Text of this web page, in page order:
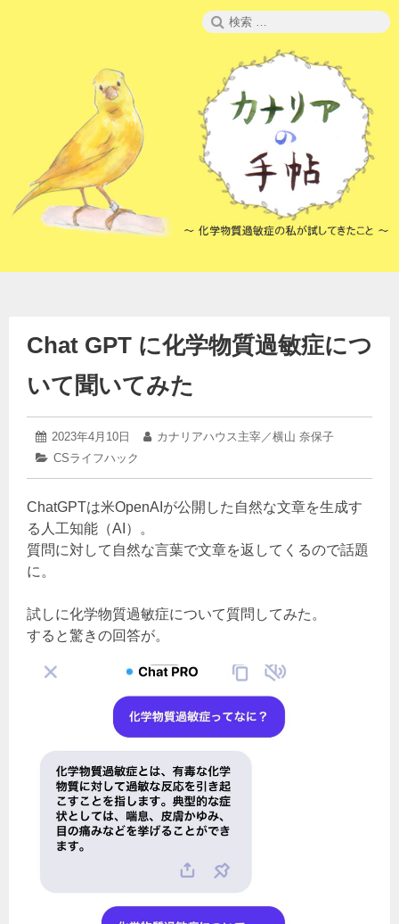
検
索:
Chat GPT に化学物質過敏症につ
いて聞いてみた
投
稿
2023年4月10日
2023
年
4
月
日
投
カナリアハウス主宰／横山 奈保子
カ
リ
ー:
CSライフハック
ChatGPTは米OpenAIが公開した自然な文章を生成す
る人工知能（AI）。
質問に対して自然な言葉で文章を返してくるので話題
に。
試しに化学物質過敏症について質問してみた。
すると驚きの回答が。